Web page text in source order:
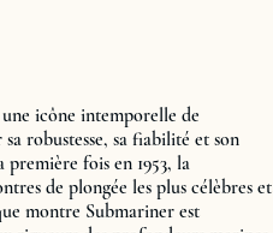
icône intemporelle de
robustesse, sa fiabilité et son
fois en 1953, la
de plongée les plus célèbres et
montre Submariner est